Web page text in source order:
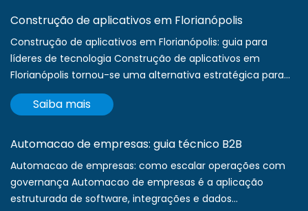
Construção de aplicativos em Florianópolis
Construção de aplicativos em Florianópolis: guia para
líderes de tecnologia Construção de aplicativos em
Florianópolis tornou-se uma alternativa estratégica para...
Saiba mais
Automacao de empresas: guia técnico B2B
Automacao de empresas: como escalar operações com
governança Automacao de empresas é a aplicação
estruturada de software, integrações e dados...